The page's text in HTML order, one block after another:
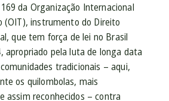
da Organização Internacional
(OIT), instrumento do Direito
que tem força de lei no Brasil
apropriado pela luta de longa data
tradicionais – aqui,
os quilombolas, mais
assim reconhecidos – contra